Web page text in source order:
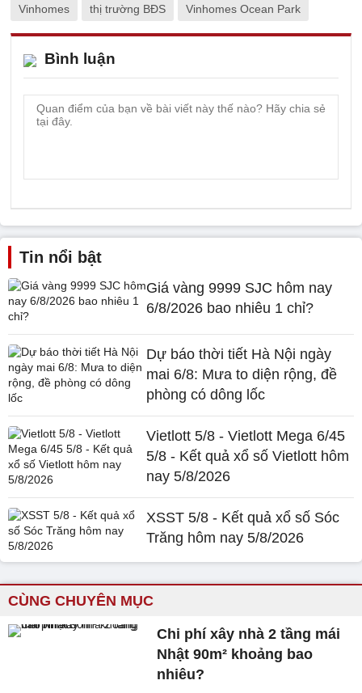
Vinhomes thị trường BĐS Vinhomes Ocean Park
Bình luận
Tin nổi bật
Giá vàng 9999 SJC hôm nay
6/8/2026 bao nhiêu 1 chỉ?
Dự báo thời tiết Hà Nội ngày
mai 6/8: Mưa to diện rộng, đề
phòng có dông lốc
Vietlott 5/8 - Vietlott Mega 6/45
5/8 - Kết quả xổ số Vietlott hôm
nay 5/8/2026
XSST 5/8 - Kết quả xổ số Sóc
Trăng hôm nay 5/8/2026
CÙNG CHUYÊN MỤC
Chi phí xây nhà 2 tầng mái
Nhật 90m² khoảng bao
nhiêu?